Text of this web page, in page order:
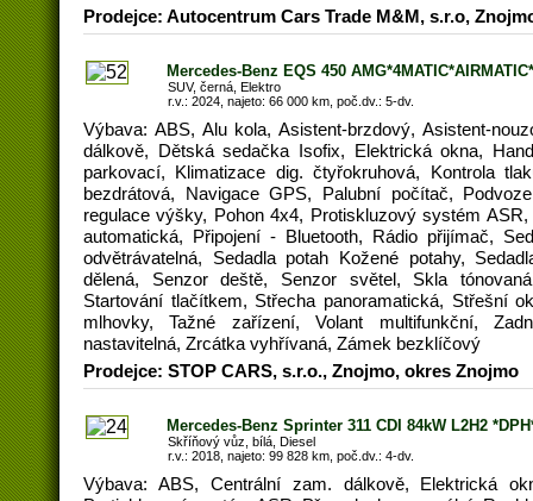
Prodejce: Autocentrum Cars Trade M&M, s.r.o,
Mercedes-Benz EQS 450
SUV, černá, Elektro
r.v.: 2024, najeto: 66 000 km, poč.dv.: 5-dv.
Výbava: ABS, Alu kola, Asistent-brzdový, Asistent-
dálkově, Dětská sedačka Isofix, Elektrická okna,
parkovací, Klimatizace dig. čtyřokruhová, Kontrola
bezdrátová, Navigace GPS, Palubní počítač,
regulace výšky, Pohon 4x4, Protiskluzový systém
automatická, Připojení - Bluetooth, Rádio přijímač,
odvětrávatelná, Sedadla potah Kožené potahy,
dělená, Senzor deště, Senzor světel, Skla
Startování tlačítkem, Střecha panoramatická, Střešní
mlhovky, Tažné zařízení, Volant multifunkční,
nastavitelná, Zrcátka vyhřívaná, Zámek bezklíčový
Prodejce: STOP CARS, s.r.o., Znojmo, okres Znojmo
Mercedes-Benz Sprinter 311 CDI 84kW L2H2
Skříňový vůz, bílá, Diesel
r.v.: 2018, najeto: 99 828 km, poč.dv.: 4-dv.
Výbava: ABS, Centrální zam. dálkově, Elektrická